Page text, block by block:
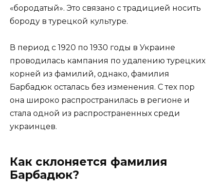
«бородатый». Это связано с традицией носить
бороду в турецкой культуре.
В период с 1920 по 1930 годы в Украине
проводилась кампания по удалению турецких
корней из фамилий, однако, фамилия
Барбадюк осталась без изменения. С тех пор
она широко распространилась в регионе и
стала одной из распространенных среди
украинцев.
Как склоняется фамилия
Барбадюк?